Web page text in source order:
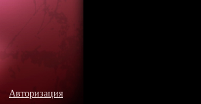
Авторизация